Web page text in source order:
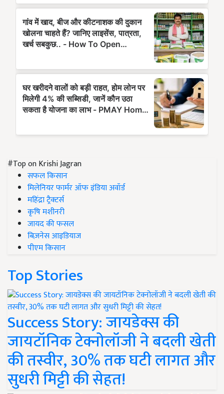
#Top on Krishi Jagran
सफल किसान
मिलेनियर फार्मर ऑफ इंडिया अवॉर्ड
महिंद्रा ट्रैक्टर्स
कृषि मशीनरी
जायद की फसल
बिज़नेस आइडियाज
पीएम किसान
Top Stories
Success Story: जायडेक्स की
जायटॉनिक टेक्नोलॉजी ने बदली खेती
की तस्वीर, 30% तक घटी लागत और
सुधरी मिट्टी की सेहत!